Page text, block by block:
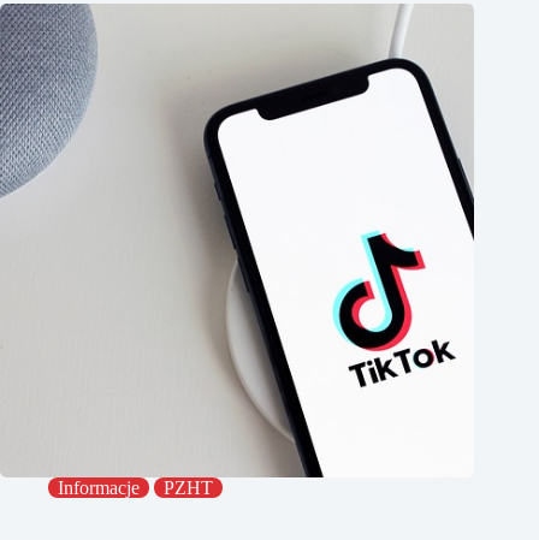
Informacje PZHT